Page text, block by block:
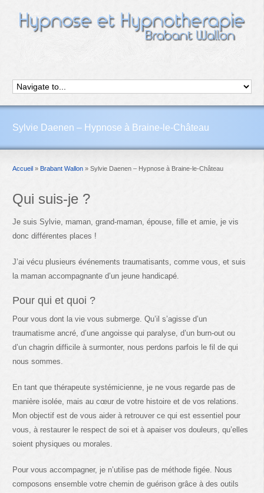
Sylvie Daenen – Hypnose à Braine-le-Château
Accueil » Brabant Wallon » Sylvie Daenen – Hypnose à Braine-le-Château
Qui suis-je ?
Je suis Sylvie, maman, grand-maman, épouse, fille et amie, je vis
donc différentes places !
J’ai vécu plusieurs événements traumatisants, comme vous, et suis
la maman accompagnante d’un jeune handicapé.
Pour qui et quoi ?
Pour vous dont la vie vous submerge. Qu’il s’agisse d’un
traumatisme ancré, d’une angoisse qui paralyse, d’un burn-out ou
d’un chagrin difficile à surmonter, nous perdons parfois le fil de qui
nous sommes.
En tant que thérapeute systémicienne, je ne vous regarde pas de
manière isolée, mais au cœur de votre histoire et de vos relations.
Mon objectif est de vous aider à retrouver ce qui est essentiel pour
vous, à restaurer le respect de soi et à apaiser vos douleurs, qu’elles
soient physiques ou morales.
Pour vous accompagner, je n’utilise pas de méthode figée. Nous
composons ensemble votre chemin de guérison grâce à des outils